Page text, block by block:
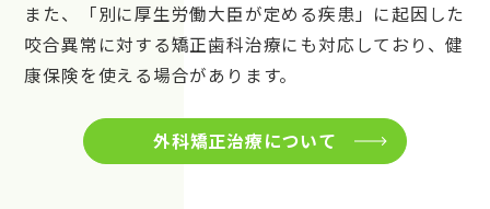
また、「別に厚生労働大臣が定める疾患」に起因した
咬合異常に対する矯正歯科治療にも対応しており、健
康保険を使える場合があります。
外科矯正治療について